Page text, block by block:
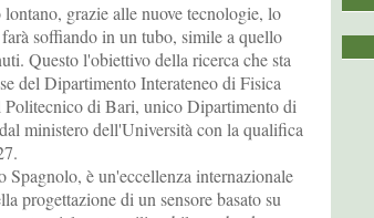
grazie alle nuove tecnologie, lo
soffiando in un tubo, simile a quello
Questo l'obiettivo della ricerca che sta
del Dipartimento Interateneo di Fisica
di Bari, unico Dipartimento di
ministero dell'Università con la qualifica
è un'eccellenza internazionale
progettazione di un sensore basato su